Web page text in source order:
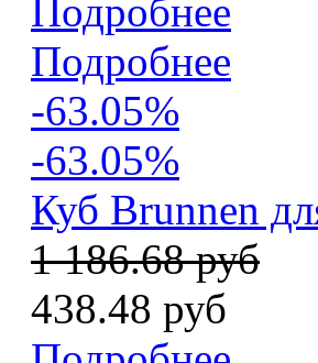
Подробнее
Подробнее
-63.05%
-63.05%
Куб Brunnen
1 186.68 руб
438.48 руб